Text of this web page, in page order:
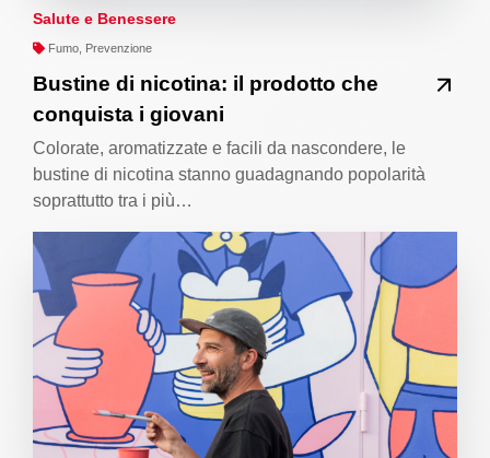
Salute e Benessere
Fumo, Prevenzione
Bustine di nicotina: il prodotto che
conquista i giovani
Colorate, aromatizzate e facili da nascondere, le
bustine di nicotina stanno guadagnando popolarità
soprattutto tra i più…